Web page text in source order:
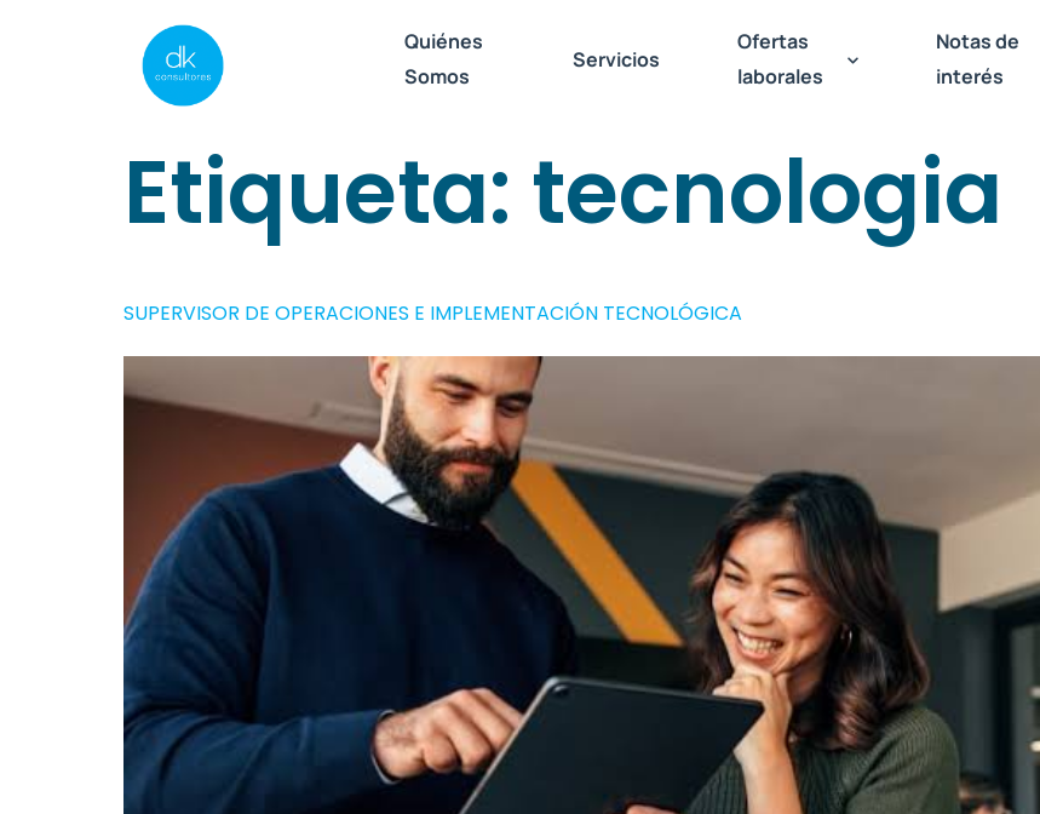
Quiénes
Somos
Servicios
Ofertas
laborales
Notas de
interés
Etiqueta: tecnologia
SUPERVISOR DE OPERACIONES E IMPLEMENTACIÓN TECNOLÓGICA